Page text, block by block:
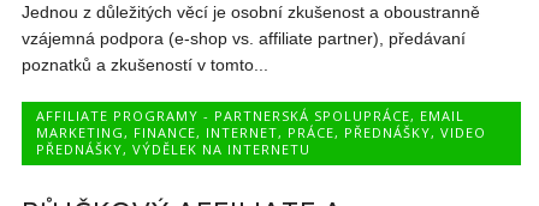
Jednou z důležitých věcí je osobní zkušenost a oboustranně
vzájemná podpora (e-shop vs. affiliate partner), předávaní
poznatků a zkušeností v tomto...
AFFILIATE PROGRAMY - PARTNERSKÁ SPOLUPRÁCE, EMAIL
MARKETING , FINANCE, INTERNET, PRÁCE, PŘEDNÁŠKY,VIDEO
PŘEDNÁŠKY,VÝDĚLEK NA INTERNETU